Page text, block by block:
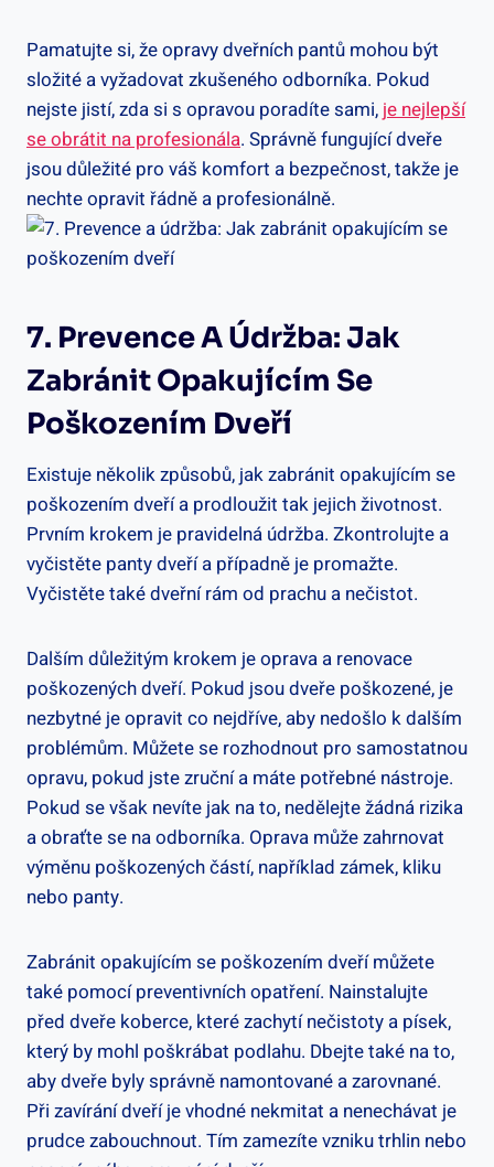
Pamatujte si, že opravy dveřních pantů mohou být
složité a vyžadovat zkušeného odborníka. Pokud
nejste jistí, zda si s opravou poradíte sami, je nejlepší
se obrátit na profesionála. Správně fungující dveře
jsou důležité pro váš komfort a bezpečnost, takže je
nechte opravit řádně a profesionálně.
7. Prevence A Údržba: Jak
Zabránit Opakujícím Se
Poškozením Dveří
Existuje několik způsobů, jak zabránit opakujícím se
poškozením dveří a prodloužit tak jejich životnost.
Prvním krokem je pravidelná údržba. Zkontrolujte a
vyčistěte panty dveří a případně je promažte.
Vyčistěte také dveřní rám od prachu a nečistot.
Dalším důležitým krokem je oprava a renovace
poškozených dveří. Pokud jsou dveře poškozené, je
nezbytné je opravit co nejdříve, aby nedošlo k dalším
problémům. Můžete se rozhodnout pro samostatnou
opravu, pokud jste zruční a máte potřebné nástroje.
Pokud se však nevíte jak na to, nedělejte žádná rizika
a obraťte se na odborníka. Oprava může zahrnovat
výměnu poškozených částí, například zámek, kliku
nebo panty.
Zabránit opakujícím se poškozením dveří můžete
také pomocí preventivních opatření. Nainstalujte
před dveře koberce, které zachytí nečistoty a písek,
který by mohl poškrábat podlahu. Dbejte také na to,
aby dveře byly správně namontované a zarovnané.
Při zavírání dveří je vhodné nekmitat a nenechávat je
prudce zabouchnout. Tím zamezíte vzniku trhlin nebo